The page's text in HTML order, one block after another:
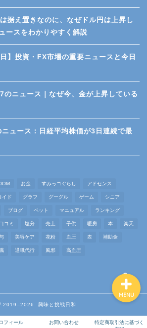
据え置きなのに、なぜドル円は上昇し
ースをわかりやすく解説
】投資・FX市場の重要ニュースと今日
のニュース｜なぜ今、金が上昇している
ュース：日経平均株価が3日連続で最
お金 すみっコぐらし アドセンス
イド グラフ グーグル ゲーム シニア
ブログ ペット マニュアル ランキング
口コミ 塩分 売上 子供 暖房 本 楽天
美容ケア 花粉 血圧 表 補助金
退職代行 風邪 高血圧
2019–2026 興味と挑戦日和
フィール お問い合わせ
特定商取引法に基づく
MENU
投資信託
日経平均先物・オプション
取引
金（ゴールド）
高配当株投資
雑談
仕事
マインド
退職代行